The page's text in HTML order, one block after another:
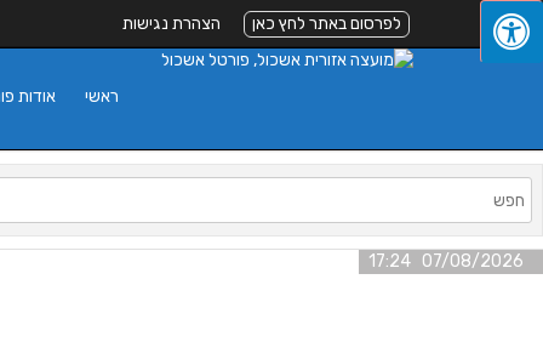
לפרסום באתר לחץ כאן הצהרת נגישות
אודות ראשי
07/08/2026 17:24